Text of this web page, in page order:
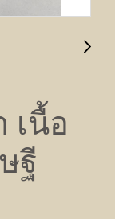
เนื้อ
ฐี